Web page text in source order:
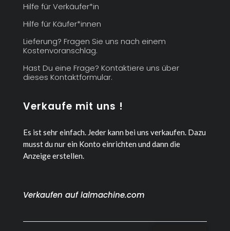
Hilfe für Verkäufer*in
Hilfe für Käufer*innen
Lieferung? Fragen Sie uns nach einem
Kostenvoranschlag.
Hast Du eine Frage? Kontaktiere uns über
dieses Kontaktformular.
Verkaufe mit uns !
Es ist sehr einfach. Jeder kann bei uns verkaufen. Dazu
musst du nur ein Konto einrichten und dann die
Anzeige erstellen.
Verkaufen auf lalmachine.com